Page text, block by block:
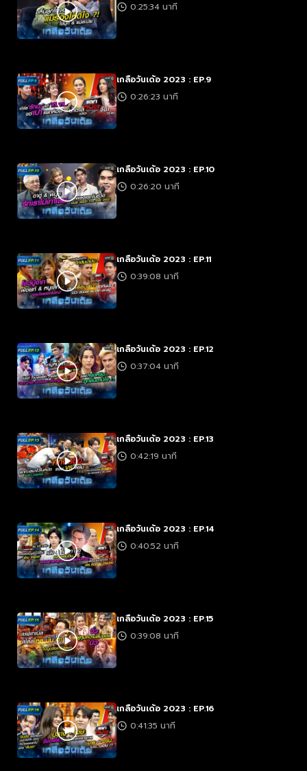
0:25:34 นาที
เกลือวันเด้อ 2023 : EP.9
0:26:23 นาที
เกลือวันเด้อ 2023 : EP.10
0:26:20 นาที
เกลือวันเด้อ 2023 : EP.11
0:39:08 นาที
เกลือวันเด้อ 2023 : EP.12
0:37:04 นาที
เกลือวันเด้อ 2023 : EP.13
0:42:19 นาที
เกลือวันเด้อ 2023 : EP.14
0:40:52 นาที
เกลือวันเด้อ 2023 : EP.15
0:39:08 นาที
เกลือวันเด้อ 2023 : EP.16
0:41:35 นาที